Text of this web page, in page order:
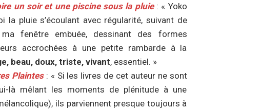
un soir et une piscine sous la pluie : « Yoko
la pluie s’écoulant avec régularité, suivant de
fenêtre embuée, dessinant des formes
accrochées à une petite rambarde à la
beau, doux, triste, vivant, essentiel. »
Plaintes: « Si les livres de cet auteur ne sont
là mêlant les moments de plénitude à une
ils parviennent presque toujours à